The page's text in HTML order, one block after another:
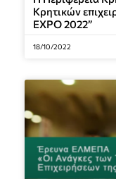
Κρητικών
EXPO 2022”
18/10/2022